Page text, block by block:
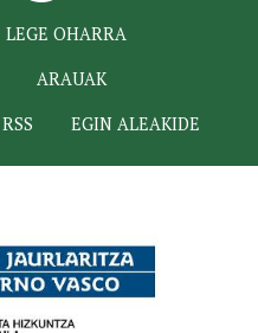
LEGE OHARRA
ARAUAK
RSS EGIN ALEAKIDE